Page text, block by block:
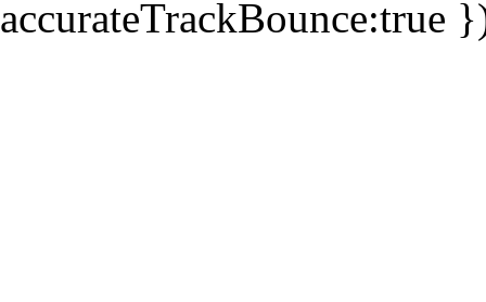
accurateTrackBounce:true